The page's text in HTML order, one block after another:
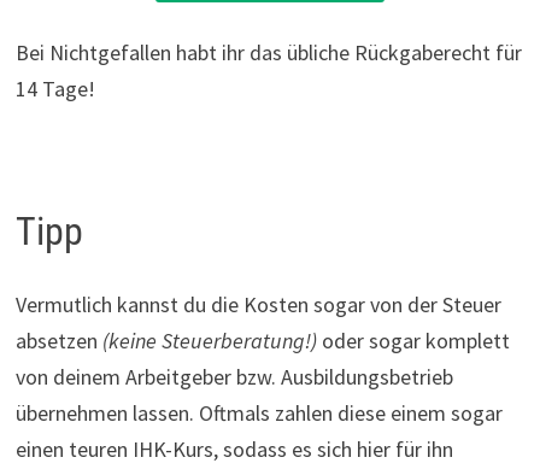
Bei Nichtgefallen habt ihr das übliche Rückgaberecht für
14 Tage!
Tipp
Vermutlich kannst du die Kosten sogar von der Steuer
absetzen (keine Steuerberatung!)oder sogar komplett
von deinem Arbeitgeber bzw. Ausbildungsbetrieb
übernehmen lassen. Oftmals zahlen diese einem sogar
einen teuren IHK-Kurs, sodass es sich hier für ihn